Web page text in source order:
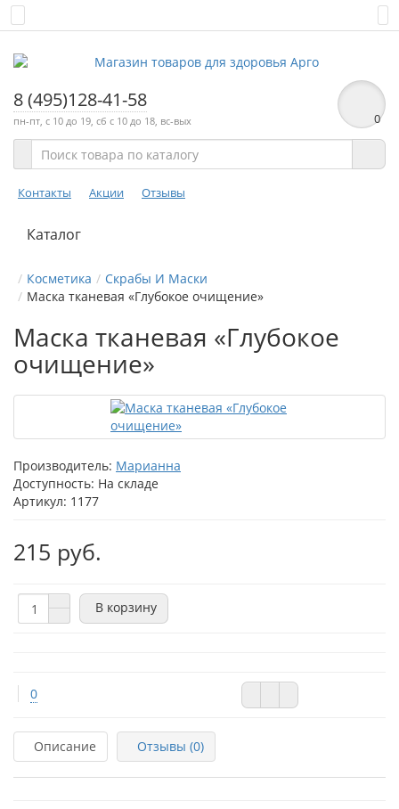
8 (495)128-41-58
пн-пт, с 10 до 19, сб с 10 до 18, вс-вых 0
Контакты Акции Отзывы
Каталог
Косметика
Скрабы И Маски
Маска тканевая «Глубокое очищение»
Маска тканевая «Глубокое
очищение»
Производитель: Марианна
Доступность: На складе
Артикул: 1177
215 руб.
В корзину
0
Описание Отзывы (0)